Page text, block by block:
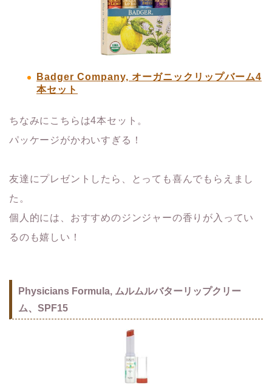
Badger Company, オーガニックリップバーム4
本セット
ちなみにこちらは4本セット。
パッケージがかわいすぎる！
友達にプレゼントしたら、とっても喜んでもらえまし
た。
個人的には、おすすめのジンジャーの香りが入ってい
るのも嬉しい！
Physicians Formula, ムルムルバターリップクリー
ム、SPF15